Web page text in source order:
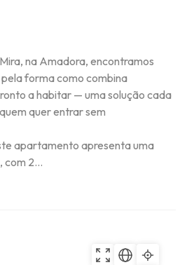
na Amadora, encontramos
forma como combina
a habitar — uma solução cada
quer entrar sem
apartamento apresenta uma
com 2...